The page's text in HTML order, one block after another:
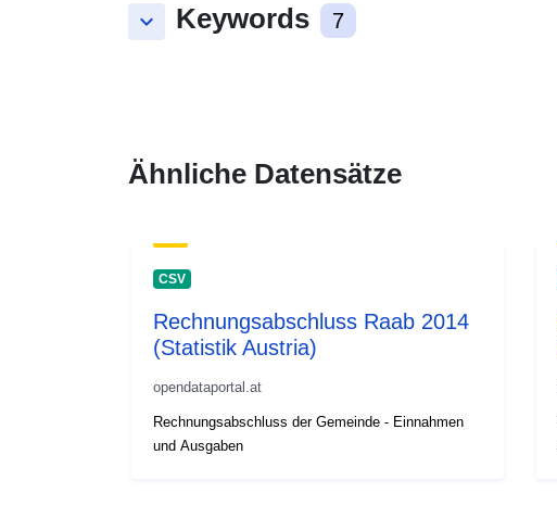
keyboard_arrow_down Keywords 7
Ähnliche Datensätze
CSV
Rechnungsabschluss Raab 2014
(Statistik Austria)
opendataportal.at
Rechnungsabschluss der Gemeinde - Einnahmen
und Ausgaben